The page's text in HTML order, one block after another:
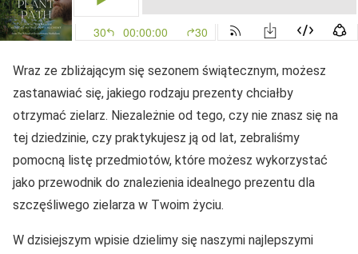
Wraz ze zbliżającym się sezonem świątecznym, możesz
zastanawiać się, jakiego rodzaju prezenty chciałby
otrzymać zielarz. Niezależnie od tego, czy nie znasz się na
tej dziedzinie, czy praktykujesz ją od lat, zebraliśmy
pomocną listę przedmiotów, które możesz wykorzystać
jako przewodnik do znalezienia idealnego prezentu dla
szczęśliwego zielarza w Twoim życiu.
W dzisiejszym wpisie dzielimy się naszymi najlepszymi